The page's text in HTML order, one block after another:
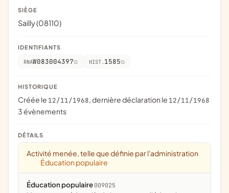
SIÈGE
Sailly (08110)
IDENTIFIANTS
RNAW083004397 HIST. 1585
HISTORIQUE
Créée le 12/11/1968, dernière déclaration le 12/11/1968
3 évènements
DÉTAILS
Activité menée, telle que définie par l'administration
Éducation populaire
Éducation populaire 009025